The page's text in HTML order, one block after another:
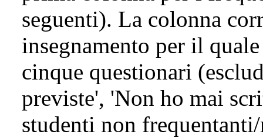
seguenti). La colonna
insegnamento per il
cinque questionari
previste', 'Non ho mai
studenti non